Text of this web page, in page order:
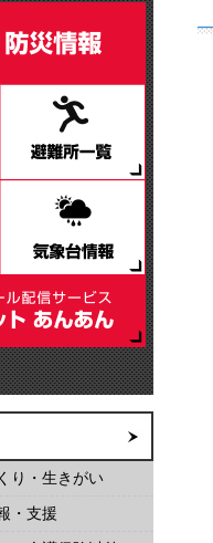
り・生きがい
・支援